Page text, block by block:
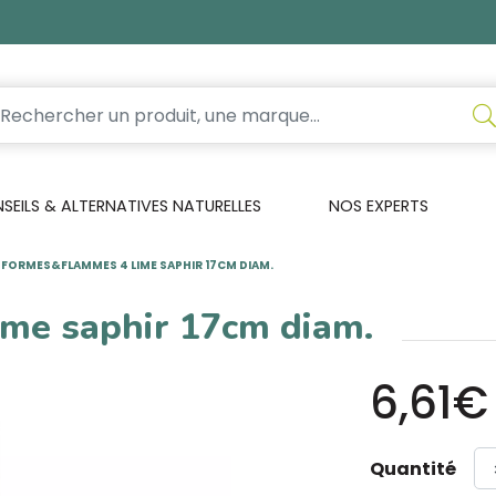
& ALTERNATIVES NATURELLES NOS EXPERTS
FORMES&FLAMMES 4 LIME SAPHIR 17CM DIAM.
saphir 17cm diam.
6,61€
Quantité